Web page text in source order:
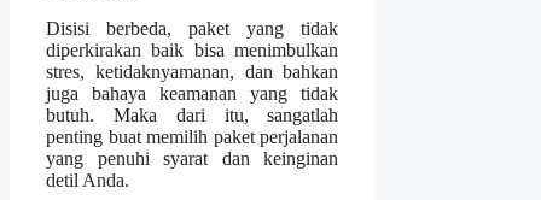
Disisi berbeda, paket yang tidak
diperkirakan baik bisa menimbulkan
stres, ketidaknyamanan, dan bahkan
juga bahaya keamanan yang tidak
butuh. Maka dari itu, sangatlah
penting buat memilih paket perjalanan
yang penuhi syarat dan keinginan
detil Anda.